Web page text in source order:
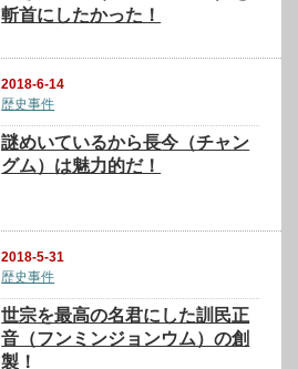
斬首にしたかった！
2018-6-14
歴史事件
謎めいているから長今（チャン
グム）は魅力的だ！
2018-5-31
歴史事件
世宗を最高の名君にした訓民正
音（フンミンジョンウム）の創
製！